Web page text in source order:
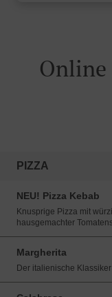
PIZZA
NEU! Pizza Kebab
Knusprige Pizza mit
hausgemachter
Margherita
Der italienische